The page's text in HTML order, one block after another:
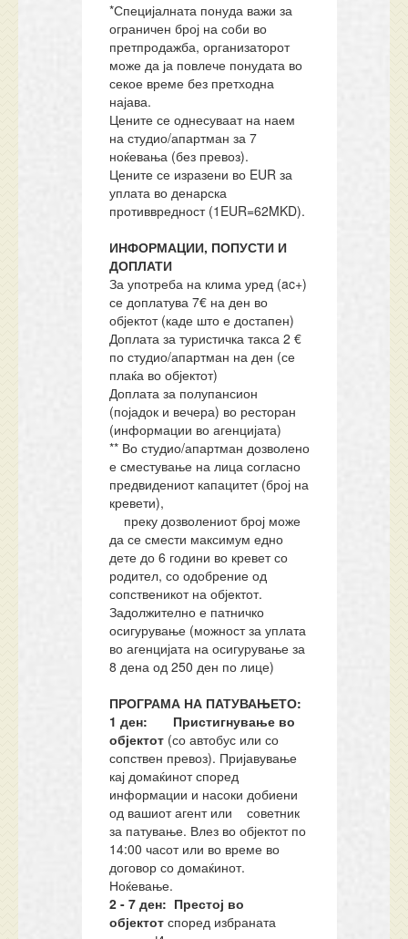
*Специјалната понуда важи за
ограничен број на соби во
претпродажба, организаторот
може да ја повлече понудата во
секое време без претходна
најава.
Цените се однесуваат на наем
на студио/апартман за 7
ноќевања (без превоз).
Цените се изразени во EUR за
уплата во денарска
противвредност (1EUR=62MKD).
ИНФОРМАЦИИ, ПОПУСТИ И
ДОПЛАТИ
За употреба на клима уред (ac+)
се доплатува 7€ на ден во
објектот (каде што е достапен)
Доплата за туристичка такса 2 €
по студио/апартман на ден (се
плаќа во објектот)
Доплата за полупансион
(појадок и вечера) во ресторан
(информации во агенцијата)
** Во студио/апартман дозволено
е сместување на лица согласно
предвидениот капацитет (број на
кревети),
преку дозволениот број може
да се смести максимум едно
дете до 6 години во кревет со
родител, со одобрение од
сопственикот на објектот.
Задолжително е патничко
осигурување (можност за уплата
во агенцијата на осигурување за
8 дена од 250 ден по лице)
ПРОГРАМА НА ПАТУВАЊЕТО:
1 ден: Пристигнување во
објектот (со автобус или со
сопствен превоз). Пријавување
кај домаќинот според
информации и насоки добиени
од вашиот агент или советник
за патување. Влез во објектот по
14:00 часот или во време во
договор со домаќинот.
Ноќевање.
2 - 7 ден: Престој во
објектотспоред избраната